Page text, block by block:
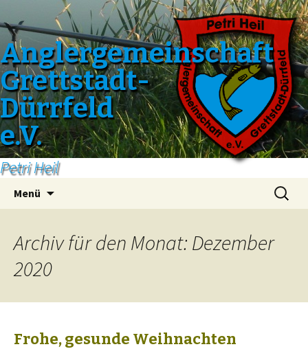
Anglergemeinschaft
Grettstadt-
Dürrfeld
e.V.
Petri Heil
Menü
Suchen
nach:
Archiv für den Monat: Dezember
2020
Frohe, gesunde Weihnachten